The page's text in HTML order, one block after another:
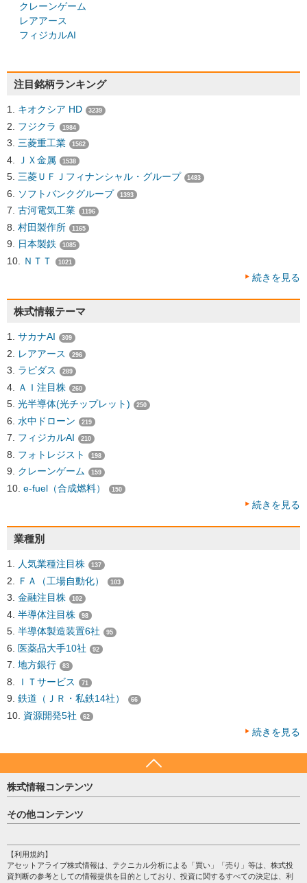
クレーンゲーム
レアアース
フィジカルAI
注目銘柄ランキング
キオクシア HD 3239
フジクラ 1984
三菱重工業 1562
ＪＸ金属 1538
三菱ＵＦＪフィナンシャル・グループ 1483
ソフトバンクグループ 1393
古河電気工業 1196
村田製作所 1165
日本製鉄 1085
ＮＴＴ 1021
続きを見る
株式情報テーマ
サカナAI 309
レアアース 296
ラピダス 289
ＡＩ注目株 260
光半導体(光チップレット) 250
水中ドローン 219
フィジカルAI 210
フォトレジスト 198
クレーンゲーム 159
e-fuel（合成燃料） 150
続きを見る
業種別
人気業種注目株 137
ＦＡ（工場自動化） 103
金融注目株 102
半導体注目株 98
半導体製造装置6社 95
医薬品大手10社 92
地方銀行 83
ＩＴサービス 71
鉄道（ＪＲ・私鉄14社） 66
資源開発5社 62
続きを見る
株式情報コンテンツ
日経平均
売買シグナル
株テーマ情報
海外市況
その他コンテンツ
個人情報保護方針
プライバシーポリシー
【利用規約】
アセットアライブ株式情報は、テクニカル分析による「買い」「売り」等は、株式投
資判断の参考としての情報提供を目的としており、投資に関するすべての決定は、利